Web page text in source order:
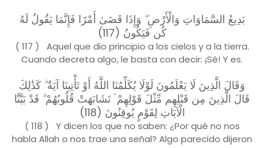
بَدِيعُ السَّمَاوَاتِ وَالْأَرْضِ ۖ وَإِذَا قَضَىٰ أَمْرًا فَإِنَّمَا يَقُولُ لَهُ
كُن فَيَكُونُ (117)
( 117 ) Aquel que dio principio a los cielos y a la tierra.
Cuando decreta algo, le basta con decir: ¡Sé! Y es.
وَقَالَ الَّذِينَ لَا يَعْلَمُونَ لَوْلَا يُكَلِّمُنَا اللَّهُ أَوْ تَأْتِينَا آيَةٌ ۗ كَذَٰلِكَ
قَالَ الَّذِينَ مِن قَبْلِهِم مِّثْلَ قَوْلِهِمْ ۘ تَشَابَهَتْ قُلُوبُهُمْ ۗ قَدْ بَيَّنَّا
الْآيَاتِ لِقَوْمٍ يُوقِنُونَ (118)
( 118 ) Y dicen los que no saben: ¿Por qué no nos
habla Allah o nos trae una señal? Algo parecido dijeron